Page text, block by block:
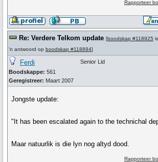
Rapporteer
Re: Verdere Telkom update [boodskap #118925 is
'n antwoord op boodskap #118894]
Ferdi
Boodskappe: 561
Geregistreer: Maart 2007
Senior Lid
Jongste update:
"It has been escalated again to the technichal
Maar natuurlik is die lyn nog altyd dood.
Rapporteer